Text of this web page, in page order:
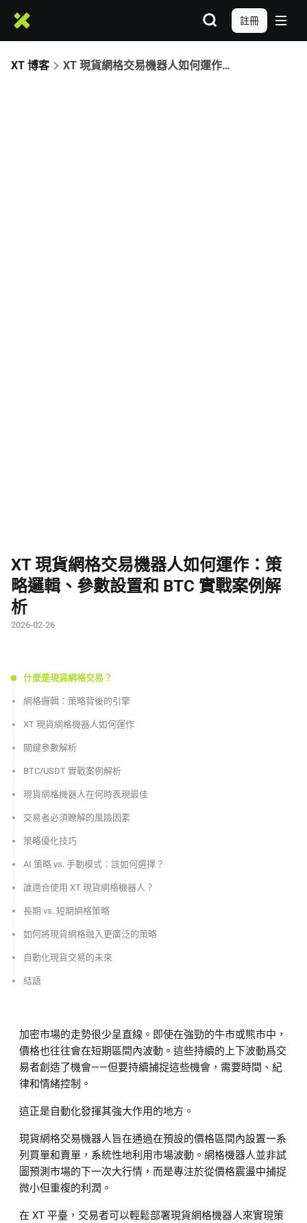
註冊
XT 博客 XT 現貨網格交易機器人如何運作：策略邏輯、參數設置和 BTC 實戰案例解析
XT 現貨網格交易機器人如何運作：策
略邏輯、參數設置和 BTC 實戰案例解
析
2026-02-26
什麼是現貨網格交易？
網格邏輯：策略背後的引擎
XT 現貨網格機器人如何運作
關鍵參數解析
BTC/USDT 實戰案例解析
現貨網格機器人在何時表現最佳
交易者必須瞭解的風險因素
策略優化技巧
AI 策略 vs. 手動模式：該如何選擇？
誰適合使用 XT 現貨網格機器人？
長期 vs. 短期網格策略
如何將現貨網格融入更廣泛的策略
自動化現貨交易的未來
結語
加密市場的走勢很少呈直線。即使在強勁的牛市或熊市中，
價格也往往會在短期區間內波動。這些持續的上下波動爲交
易者創造了機會——但要持續捕捉這些機會，需要時間、紀
律和情緒控制。
這正是自動化發揮其強大作用的地方。
現貨網格交易機器人旨在通過在預設的價格區間內設置一系
列買單和賣單，系統性地利用市場波動。網格機器人並非試
圖預測市場的下一次大行情，而是專注於從價格震盪中捕捉
微小但重複的利潤。
在 XT 平臺，交易者可以輕鬆部署現貨網格機器人來實現策